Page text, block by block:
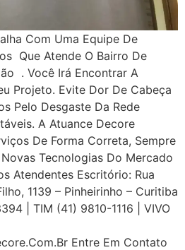
Com Uma Equipe De
Que Atende O Bairro De
. Você Irá Encontrar A
Projeto. Evite Dor De Cabeça
Pelo Desgaste Da Rede
A Atuance Decore
De Forma Correta, Sempre
Tecnologias Do Mercado
Atendentes Escritório: Rua
1139 – Pinheirinho – Curitiba
| TIM (41) 9810-1116 | VIVO
Entre Em Contato